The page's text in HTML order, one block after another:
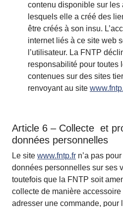
contenu disponible sur les
lesquels elle a créé des
être créés à son insu.
internet liés à ce site web
l’utilisateur. La FNTP
responsabilité pour toutes
contenues sur des sites
renvoyant au site
Article 6 – Collecte et
données personnelles
Le site www.fntp.fr n’a pas
données personnelles sur ses
toutefois que la FNTP soit
collecte de manière
adresser une commande, pour